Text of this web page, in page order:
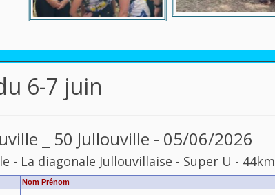
6-7 juin
_ 50 Jullouville - 05/06/2026
- La diagonale Jullouvillaise - Super U - 44km
Nom Prénom